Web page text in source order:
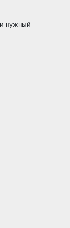
нужный